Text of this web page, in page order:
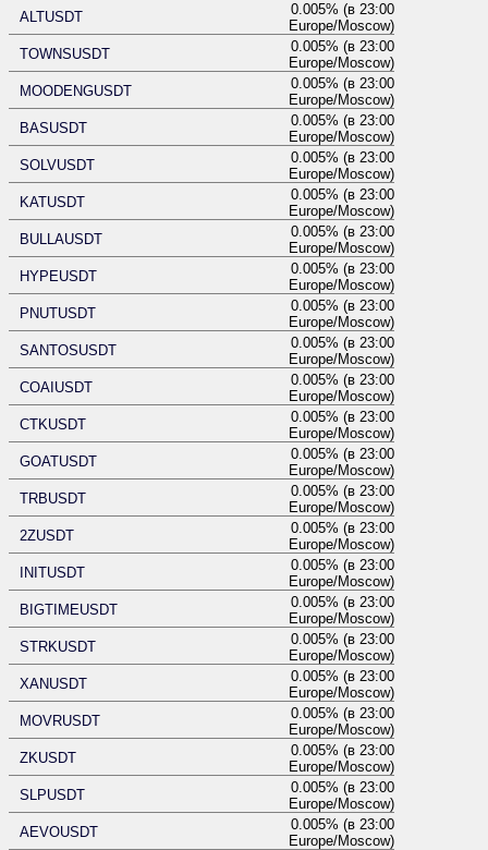
ALTUSDT
0.005% (в 23:00
Europe/Moscow)
TOWNSUSDT
0.005% (в 23:00
Europe/Moscow)
MOODENGUSDT
0.005% (в 23:00
Europe/Moscow)
BASUSDT
0.005% (в 23:00
Europe/Moscow)
SOLVUSDT
0.005% (в 23:00
Europe/Moscow)
KATUSDT
0.005% (в 23:00
Europe/Moscow)
BULLAUSDT
0.005% (в 23:00
Europe/Moscow)
HYPEUSDT
0.005% (в 23:00
Europe/Moscow)
PNUTUSDT
0.005% (в 23:00
Europe/Moscow)
SANTOSUSDT
0.005% (в 23:00
Europe/Moscow)
COAIUSDT
0.005% (в 23:00
Europe/Moscow)
CTKUSDT
0.005% (в 23:00
Europe/Moscow)
GOATUSDT
0.005% (в 23:00
Europe/Moscow)
TRBUSDT
0.005% (в 23:00
Europe/Moscow)
2ZUSDT
0.005% (в 23:00
Europe/Moscow)
INITUSDT
0.005% (в 23:00
Europe/Moscow)
BIGTIMEUSDT
0.005% (в 23:00
Europe/Moscow)
STRKUSDT
0.005% (в 23:00
Europe/Moscow)
XANUSDT
0.005% (в 23:00
Europe/Moscow)
MOVRUSDT
0.005% (в 23:00
Europe/Moscow)
ZKUSDT
0.005% (в 23:00
Europe/Moscow)
SLPUSDT
0.005% (в 23:00
Europe/Moscow)
AEVOUSDT
0.005% (в 23:00
Europe/Moscow)